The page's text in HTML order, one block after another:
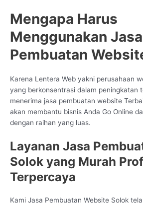
Mengapa Harus
Menggunakan Jasa
Pembuatan
Karena Lentera Web yakni perusahaan
yang berkonsentrasi dalam peningkatan
menerima jasa pembuatan website
akan membantu bisnis Anda Go Online
dengan raihan yang luas.
Layanan Jasa
Solok yang Murah
Terpercaya
Kami Jasa Pembuatan Website Solok
CS Lenteraweb